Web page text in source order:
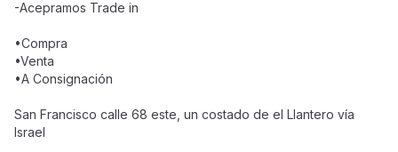
-Acepramos Trade in
•Compra
•Venta
•A Consignación
San Francisco calle 68 este, un costado de el Llantero vía
Israel